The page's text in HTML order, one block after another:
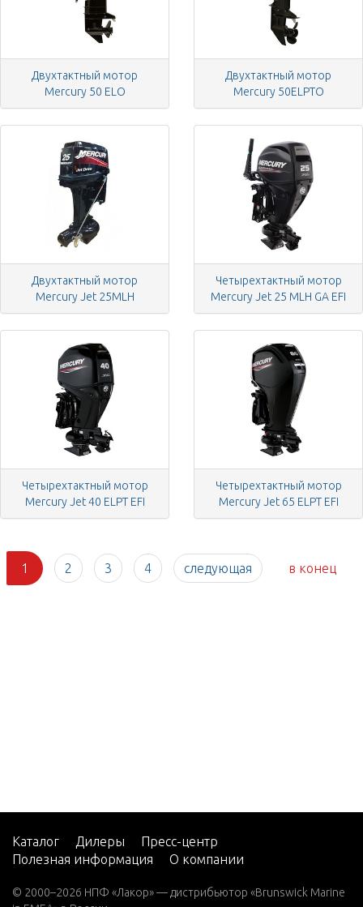
Двухтактный мотор
Mercury 50 ELO
Двухтактный мотор
Mercury 50ELPTO
Двухтактный мотор
Mercury Jet 25MLH
Четырехтактный мотор
Mercury Jet 25 MLH GA EFI
Четырехтактный мотор
Mercury Jet 40 ELPT EFI
Четырехтактный мотор
Mercury Jet 65 ELPT EFI
1 2 3 4 следующая в конец
Каталог Дилеры
Пресс-центр
Полезная информация
О компании
© 2000–2026 НПФ «Лакор» — дистрибьютор «Brunswick Marine